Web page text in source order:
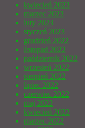
kwiecień 2023
marzec 2023
luty 2023
styczeń 2023
grudzień 2022
listopad 2022
październik 2022
wrzesień 2022
sierpień 2022
lipiec 2022
czerwiec 2022
maj 2022
kwiecień 2022
marzec 2022